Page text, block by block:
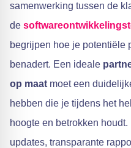
samenwerking tussen de
de
begrijpen hoe je potentiële
benadert. Een ideale
op maat moet een
hebben die je tijdens het
hoogte en betrokken
updates, transparante